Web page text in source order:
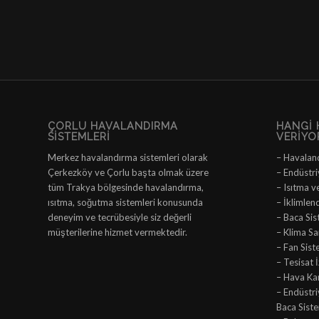
ÇORLU HAVALANDIRMA
SISTEMLERI
Merkez havalandırma sistemleri olarak
Çerkezköy ve Çorlu başta olmak üzere
tüm Trakya bölgesinde havalandırma,
ısıtma, soğutma sistemleri konusunda
deneyim ve tecrübesiyle siz değerli
müşterilerine hizmet vermektedir.
HANGI
–
–
– Isıtma
–
– Baca
– Klima
– Fan
– Tesisat
– Hava
–
Baca